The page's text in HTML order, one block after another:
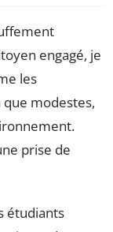
engagé, je
les
que modestes,
prise de
étudiants